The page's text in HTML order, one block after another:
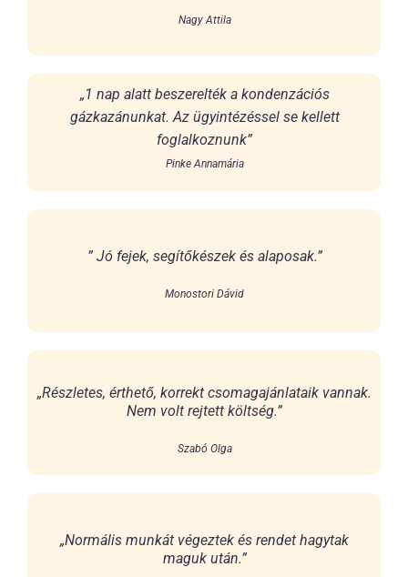
Nagy Attila
„1 nap alatt beszerelték a kondenzációs
gázkazánunkat. Az ügyintézéssel se kellett
foglalkoznunk”
Pinke Annamária
” Jó fejek, segítőkészek és alaposak.”
Monostori Dávid
„Részletes, érthető, korrekt csomagajánlataik vannak.
Nem volt rejtett költség.”
Szabó Olga
„Normális munkát végeztek és rendet hagytak
maguk után.”